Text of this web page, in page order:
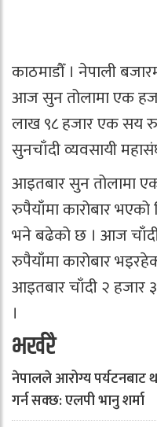
काठमाडौँ । नेपाली
आज सुन तोलामा एक
लाख ९८ हजार एक सय
सुनचाँदी व्यवसायी
आइतबार सुन तोलामा
रुपैयाँमा कारोबार
भने बढेको छ । आज
रुपैयाँमा कारोबार
आइतबार चाँदी २ हजार
।
भर्खरै
नेपालले आरोग्य पर्यटनबाट
गर्न सक्छ: एलपी भानु शर्मा